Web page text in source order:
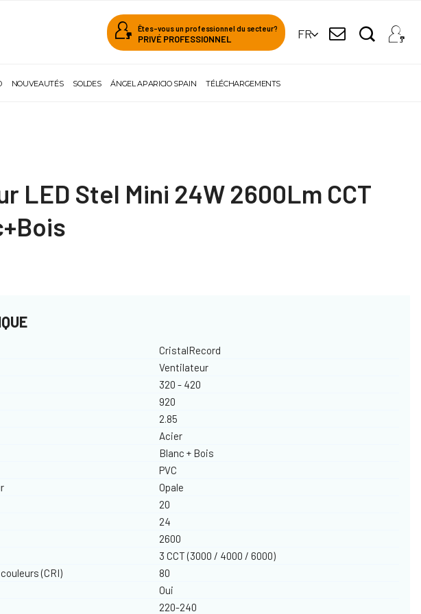
Êtes-vous un professionnel du secteur?
PRIVÉ PROFESSIONNEL FR
NOUVEAUTÉS SOLDES ÁNGEL APARICIO SPAIN TÉLÉCHARGEMENTS
LED Stel Mini 24W 2600Lm CCT
CristalRecord
Ventilateur
320 - 420
920
2.85
Acier
Blanc + Bois
PVC
Opale
20
24
2600
3 CCT (3000 / 4000 / 6000)
(CRI)
80
Oui
220-240